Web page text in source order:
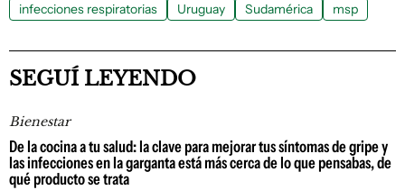
infecciones respiratorias Uruguay Sudamérica msp
SEGUÍ LEYENDO
Bienestar
De la cocina a tu salud: la clave para mejorar tus síntomas de gripe y
las infecciones en la garganta está más cerca de lo que pensabas, de
qué producto se trata